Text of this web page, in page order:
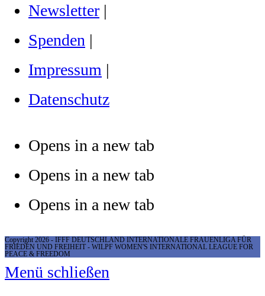
Newsletter |
Spenden |
Impressum |
Datenschutz
Opens in a new tab
Opens in a new tab
Opens in a new tab
Copyright 2026 - IFFF DEUTSCHLAND INTERNATIONALE FRAUENLIGA FÜR
FRIEDEN UND FREIHEIT - WILPF WOMEN'S INTERNATIONAL LEAGUE FOR
PEACE & FREEDOM
Menü schließen